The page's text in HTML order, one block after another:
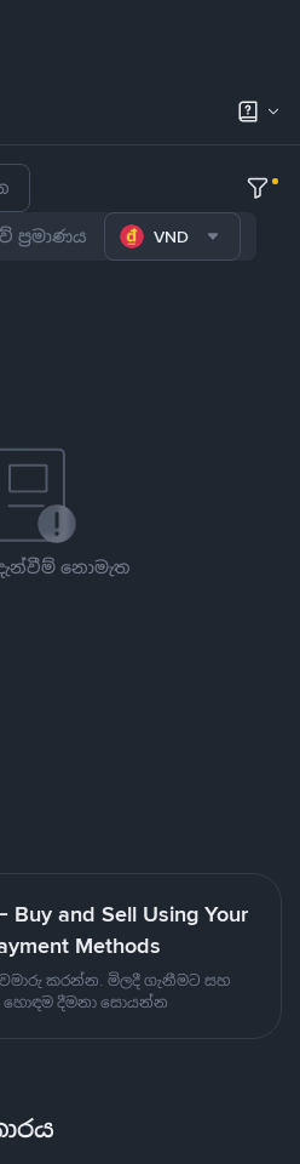
VND
නොමැත
Buy and Sell Using Your
Methods
හුවමාරු කරන්න. මිලදී ගැනීමට සහ
දීමනා සොයන්න